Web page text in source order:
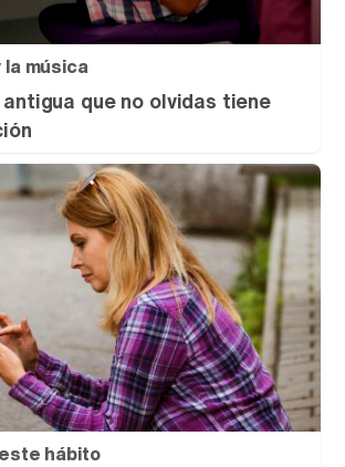
la música
que no olvidas tiene
hábito